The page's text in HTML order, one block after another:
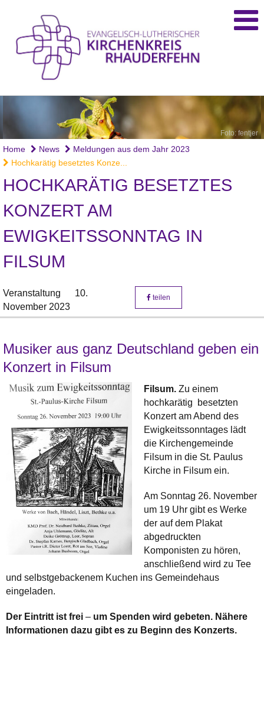
Foto: fentjer
Home News
Meldungen aus dem Jahr 2023
Hochkarätig besetztes Konze...
HOCHKARÄTIG BESETZTES
KONZERT AM
EWIGKEITSSONNTAG IN
FILSUM
Veranstaltung
10.
November 2023
teilen
Musiker aus ganz Deutschland geben ein
Konzert in Filsum
Filsum. Zu einem
hochkarätig besetzten
Konzert am Abend des
Ewigkeitssonntages lädt
die Kirchengemeinde
Filsum in die St. Paulus
Kirche in Filsum ein.
Am Sonntag 26. November
um 19 Uhr gibt es Werke
der auf dem Plakat
abgedruckten
Komponisten zu hören,
anschließend wird zu Tee
und selbstgebackenem Kuchen ins Gemeindehaus
eingeladen.
Der Eintritt ist frei – um Spenden wird gebeten. Nähere
Informationen dazu gibt es zu Beginn des Konzerts.